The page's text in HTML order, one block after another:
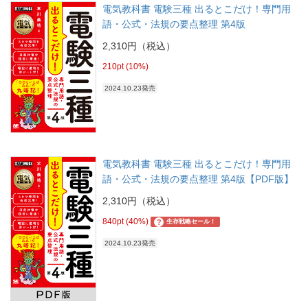
電気教科書 電験三種 出るとこだけ！専門用
語・公式・法規の要点整理 第4版
2,310円（税込）
210pt (10%)
2024.10.23発売
電気教科書 電験三種 出るとこだけ！専門用
語・公式・法規の要点整理 第4版【PDF版】
2,310円（税込）
840pt (40%) ? 生存戦略セール！
2024.10.23発売